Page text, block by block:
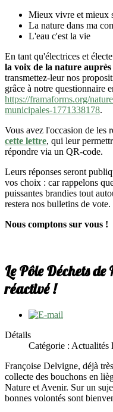
Mieux vivre et mieux
La nature dans ma
L'eau c'est la vie
En tant qu'électrices et
la voix de la nature auprès
transmettez-leur nos
grâce à notre questionnaire
https://framaforms.org/
municipales-1771338178.
Vous avez l'occasion de les
cette lettre, qui leur
répondre via un QR-code.
Leurs réponses seront
vos choix : car rappelons
puissantes brandies tout
restera nos bulletins de vote.
Nous comptons sur vous !
Le Pôle Déchets
réactivé !
Détails
Catégorie : Actualités
Françoise Delvigne, déjà
collecte des bouchons en
Nature et Avenir. Sur un
bonnes volontés sont